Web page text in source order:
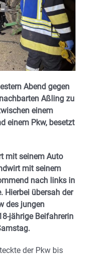
Abend gegen
Aßling zu
einem
einem Pkw, besetzt
mit seinem Auto
mit seinem
nach links in
Hierbei übersah der
des jungen
jährige Beifahrerin
der Pkw bis